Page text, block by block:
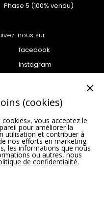
Phase 5 (100% vendu)
nous sur
facebook
instagram
(cookies)
vous acceptez le
pour améliorer la
utilisation et contribuer à
nos efforts en marketing.
les informations que nous
ou autres, nous
de confidentialité.
×